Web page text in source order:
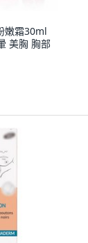
嫩霜30ml
美胸 胸部